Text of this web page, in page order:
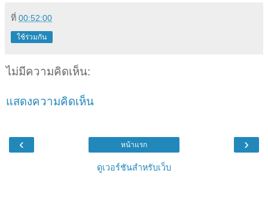
ที่ 00:52:00
ใช้ร่วมกัน
ไม่มีความคิดเห็น:
แสดงความคิดเห็น
‹ ›
หน้าแรก
ดูเวอร์ชันสำหรับเว็บ